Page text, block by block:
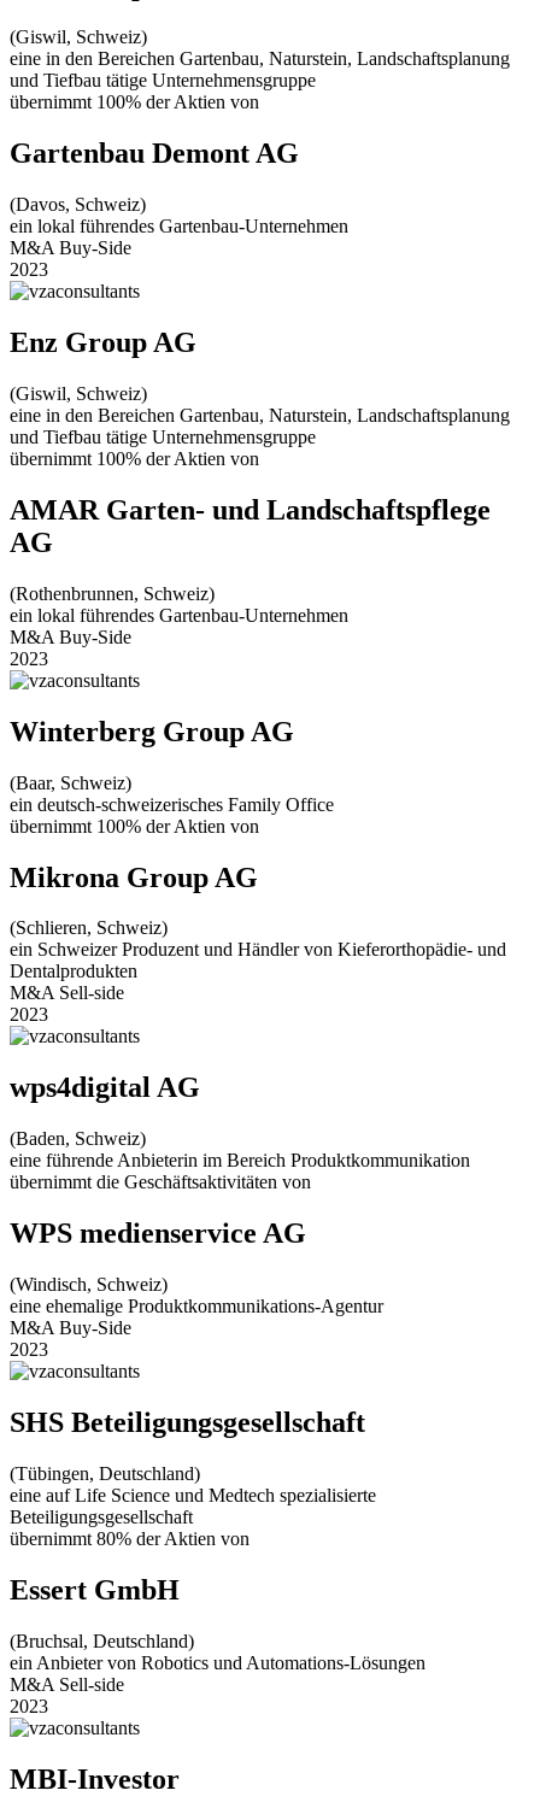
(Giswil, Schweiz)
eine in den Bereichen Gartenbau, Naturstein, Landschaftsplanung
und Tiefbau tätige Unternehmensgruppe
übernimmt 100% der Aktien von
Gartenbau Demont AG
(Davos, Schweiz)
ein lokal führendes Gartenbau-Unternehmen
M&A Buy-Side
2023
Enz Group AG
(Giswil, Schweiz)
eine in den Bereichen Gartenbau, Naturstein, Landschaftsplanung
und Tiefbau tätige Unternehmensgruppe
übernimmt 100% der Aktien von
AMAR Garten- und Landschaftspflege
AG
(Rothenbrunnen, Schweiz)
ein lokal führendes Gartenbau-Unternehmen
M&A Buy-Side
2023
Winterberg Group AG
(Baar, Schweiz)
ein deutsch-schweizerisches Family Office
übernimmt 100% der Aktien von
Mikrona Group AG
(Schlieren, Schweiz)
ein Schweizer Produzent und Händler von Kieferorthopädie- und
Dentalprodukten
M&A Sell-side
2023
wps4digital AG
(Baden, Schweiz)
eine führende Anbieterin im Bereich Produktkommunikation
übernimmt die Geschäftsaktivitäten von
WPS medienservice AG
(Windisch, Schweiz)
eine ehemalige Produktkommunikations-Agentur
M&A Buy-Side
2023
SHS Beteiligungsgesellschaft
(Tübingen, Deutschland)
eine auf Life Science und Medtech spezialisierte
Beteiligungsgesellschaft
übernimmt 80% der Aktien von
Essert GmbH
(Bruchsal, Deutschland)
ein Anbieter von Robotics und Automations-Lösungen
M&A Sell-side
2023
MBI-Investor